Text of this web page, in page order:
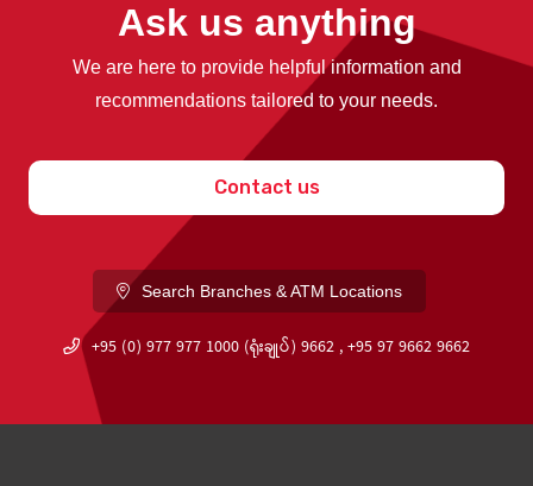
Ask us anything
We are here to provide helpful information and
recommendations tailored to your needs.
Contact us
Search Branches & ATM Locations
+95 (0) 977 977 1000 (ရုံးချုပ်) 9662 , +95 97 9662 9662